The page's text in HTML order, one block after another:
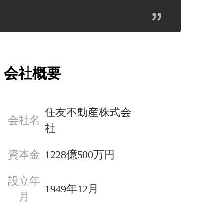
会社概要
会社名
住友不動産株式会
社
資本金 1228億500万円
設立年
月
1949年12月